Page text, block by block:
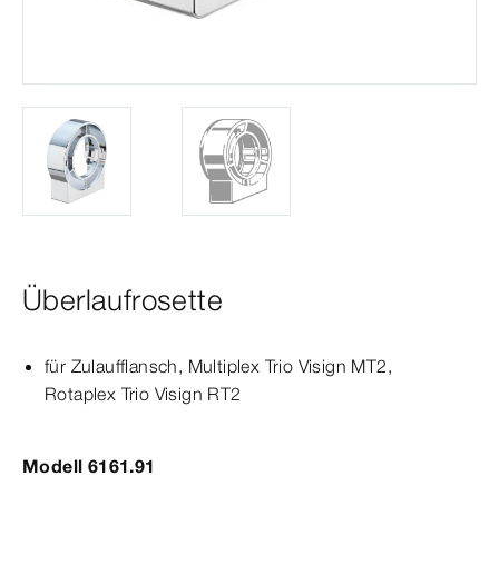
Überlaufrosette
für Zulaufflansch, Multiplex Trio Visign MT2,
Rotaplex Trio Visign RT2
Modell 6161.91